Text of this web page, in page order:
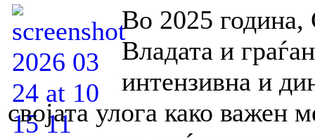
Во 2025 година,
Владата и
интензивна и
својата улога како важен